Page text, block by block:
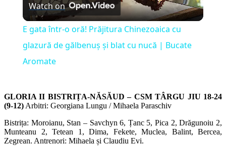
Video
Watch on
E gata într-o oră! Prăjitura Chinezoaica cu
glazură de gălbenuș și blat cu nucă | Bucate
Aromate
GLORIA II BISTRIȚA-NĂSĂUD – CSM TÂRGU JIU 18-24
(9-12) Arbitri: Georgiana Lungu / Mihaela Paraschiv
Bistrița: Moroianu, Stan – Savchyn 6, Țanc 5, Pica 2, Drăgunoiu 2,
Munteanu 2, Tetean 1, Dima, Fekete, Muclea, Balint, Bercea,
Zegrean. Antrenori: Mihaela și Claudiu Evi.